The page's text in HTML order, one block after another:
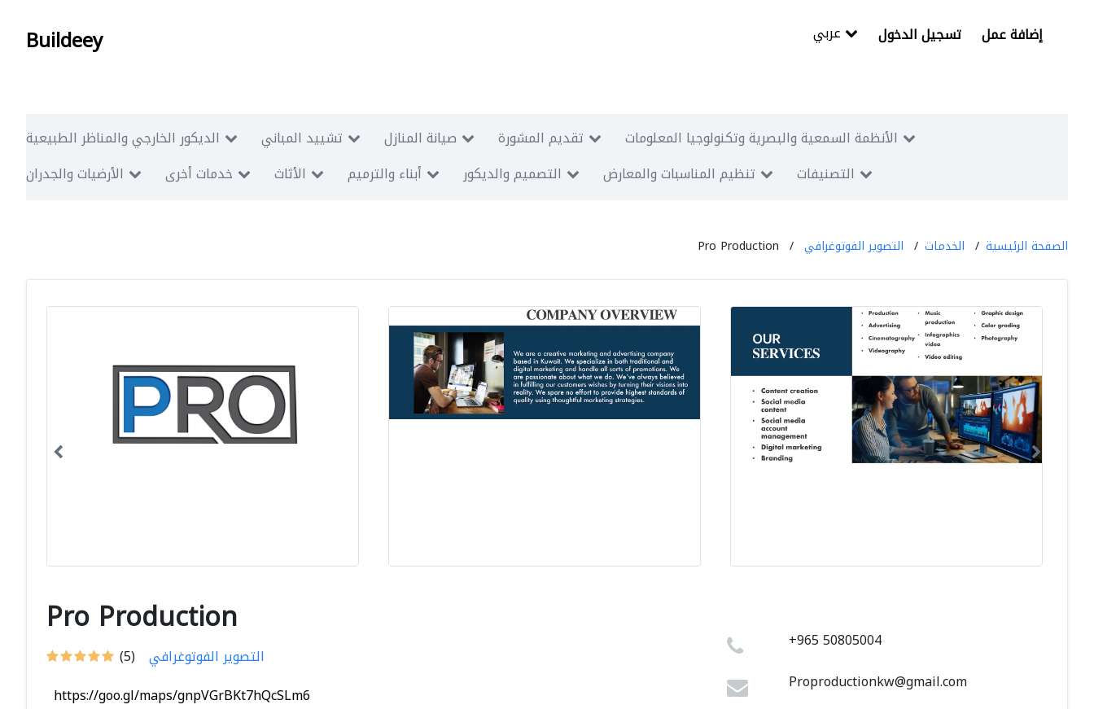
Buildeey تسجيل الدخول إضافة عمل
الديكور الخارجي والمناظر الطبيعية تشييد المباني صيانة المنازل تقديم المشورة
الأنظمة السمعية والبصرية وتكنولوجيا المعلومات
الأرضيات والجدران
خدمات أخرى الأثاث أبناء والترميم التصميم والديكور تنظيم المناسبات والمعارض التصنيفات
الصفحة الرئيسية الخدمات التصوير الفوتوغرافي Pro Production
Pro Production
(5) التصوير الفوتوغرافي
https://goo.gl/maps/gnpVGrBKt7hQcSLm6
+965 50805004
Proproductionkw@gmail.com